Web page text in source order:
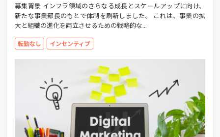
募集背景 インフラ領域のさらなる成長とスケールアップに向け、
新たな事業部長のもとで体制を刷新しました。 これは、事業の拡
大と組織の進化を両立させるための戦略的な...
転勤なし インセンティブ